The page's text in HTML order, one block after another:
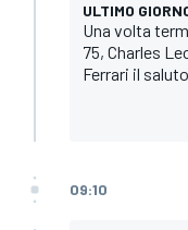
ULTIMO
Una volta
75, Charles
Ferrari il
09:10